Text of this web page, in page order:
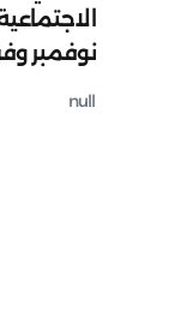
نوفمبر
null